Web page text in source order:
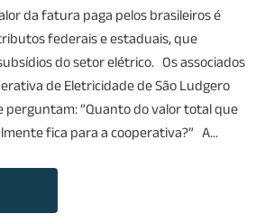
da fatura paga pelos brasileiros é
federais e estaduais, que
do setor elétrico. Os associados
de Eletricidade de São Ludgero
perguntam: “Quanto do valor total que
fica para a cooperativa?” A...